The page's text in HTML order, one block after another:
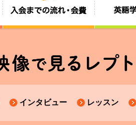
インタビュー レッスン